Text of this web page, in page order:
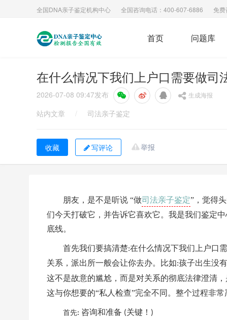
全国DNA亲子鉴定机构中心 全国咨询电话：400-607-6886 免
首页 问题库
在什么情况下我们上户口需要做司
2026-07-08 09:47发布 生成海报
站内文章 / 司法亲子鉴定
举报
写评论
朋友，是不是听说 “做司法亲子鉴定”，觉得
们今天打破它，并告诉它喜欢它。我是我们鉴定
底线。
首先我们要搞清楚:在什么情况下我们上户口
关系，派出所一般会让你去办。比如:孩子出生没
这不是故意的尴尬，而是对关系的彻底法律澄清
这与你想要的“私人检查”完全不同。整个过程非常
首先: 咨询和准备 (关键！ )